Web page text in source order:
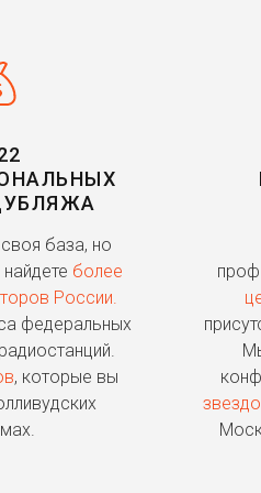
база, но
более
России.
федеральных
, которые вы